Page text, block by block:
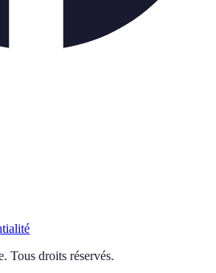
. Tous droits réservés.